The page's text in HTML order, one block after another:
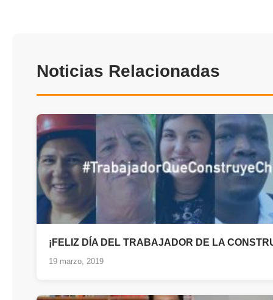
Noticias Relacionadas
¡FELIZ DÍA DEL TRABAJADOR DE LA
19 marzo, 2019